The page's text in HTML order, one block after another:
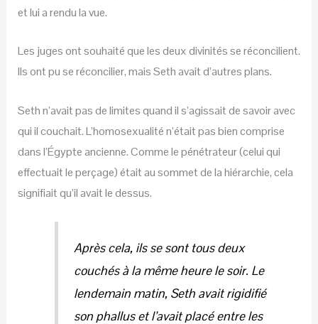
et lui a rendu la vue.
Les juges ont souhaité que les deux divinités se réconcilient.
Ils ont pu se réconcilier, mais Seth avait d’autres plans.
Seth n’avait pas de limites quand il s’agissait de savoir avec
qui il couchait. L’homosexualité n’était pas bien comprise
dans l’Égypte ancienne. Comme le pénétrateur (celui qui
effectuait le perçage) était au sommet de la hiérarchie, cela
signifiait qu’il avait le dessus.
Après cela, ils se sont tous deux
couchés à la même heure le soir. Le
lendemain matin, Seth avait rigidifié
son phallus et l’avait placé entre les